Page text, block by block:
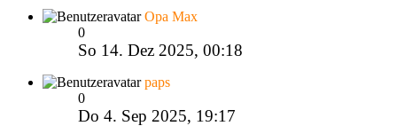
Opa Max
0
So 14. Dez 2025, 00:18
paps
0
Do 4. Sep 2025, 19:17